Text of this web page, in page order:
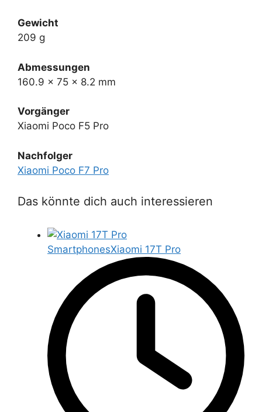
Gewicht
209 g
Abmessungen
160.9 x 75 x 8.2 mm
Vorgänger
Xiaomi Poco F5 Pro
Nachfolger
Xiaomi Poco F7 Pro
Das könnte dich auch interessieren
SmartphonesXiaomi 17T Pro